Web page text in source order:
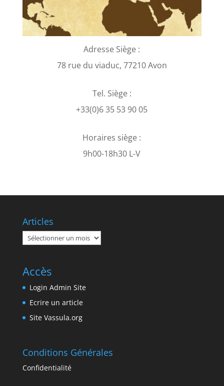
Adresse Siège :
78 rue du viaduc, 77210 Avon
Tel. Siège :
+33(0)6 35 53 90 05
Horaires siège :
9h00-18h30 L-V
Articles
Articles
Accès
Login Admin Site
Ecrire un article
Site Vassula.org
Conditions Générales
Confidentialité